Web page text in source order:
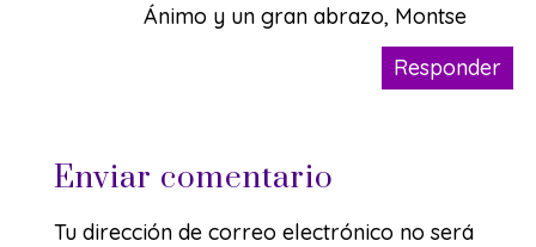
Ánimo y un gran abrazo, Montse
Responder
Enviar comentario
Tu dirección de correo electrónico no será